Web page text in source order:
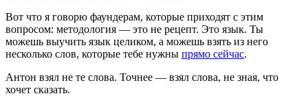
Вот что я говорю фаундерам, которые приходят с этим
вопросом: методология — это не рецепт. Это язык. Ты
можешь выучить язык целиком, а можешь взять из него
несколько слов, которые тебе нужны прямо сейчас.
Антон взял не те слова. Точнее — взял слова, не зная, что
хочет сказать.